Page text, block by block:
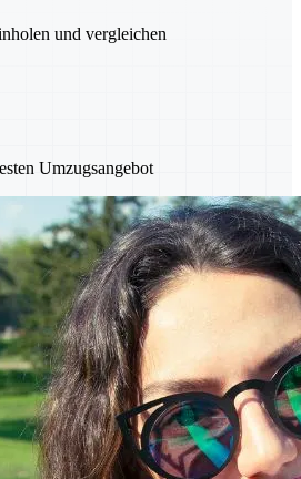
und vergleichen
Umzugsangebot